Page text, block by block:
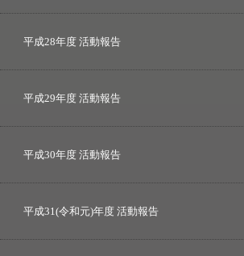
平成28年度 活動報告
平成29年度 活動報告
平成30年度 活動報告
平成31(令和元)年度 活動報告